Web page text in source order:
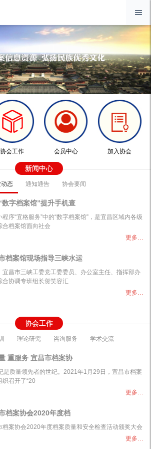
协会工作 会员中心 加入协会
新闻中心
态 通知通告 协会要闻
数字档案馆”提升手机查
程序“宜格服务”中的“数字档案馆”，是宜昌区域内各级
合档案馆面向社会
更多…
档案馆现场指导三峡水运
宜昌市三峡工委党工委委员、办公室主任、指挥部办
合协调专班组长贺笑容汇
更多…
协会工作
理论研究 咨询服务 学术交流
重服务 宜昌市档案协
是质量领先者的世纪。2021年1月29日，宜昌市档案
织召开了“20
更多…
档案协会2020年度档
档案协会2020年度档案质量和安全检查活动颁奖大会
更多…